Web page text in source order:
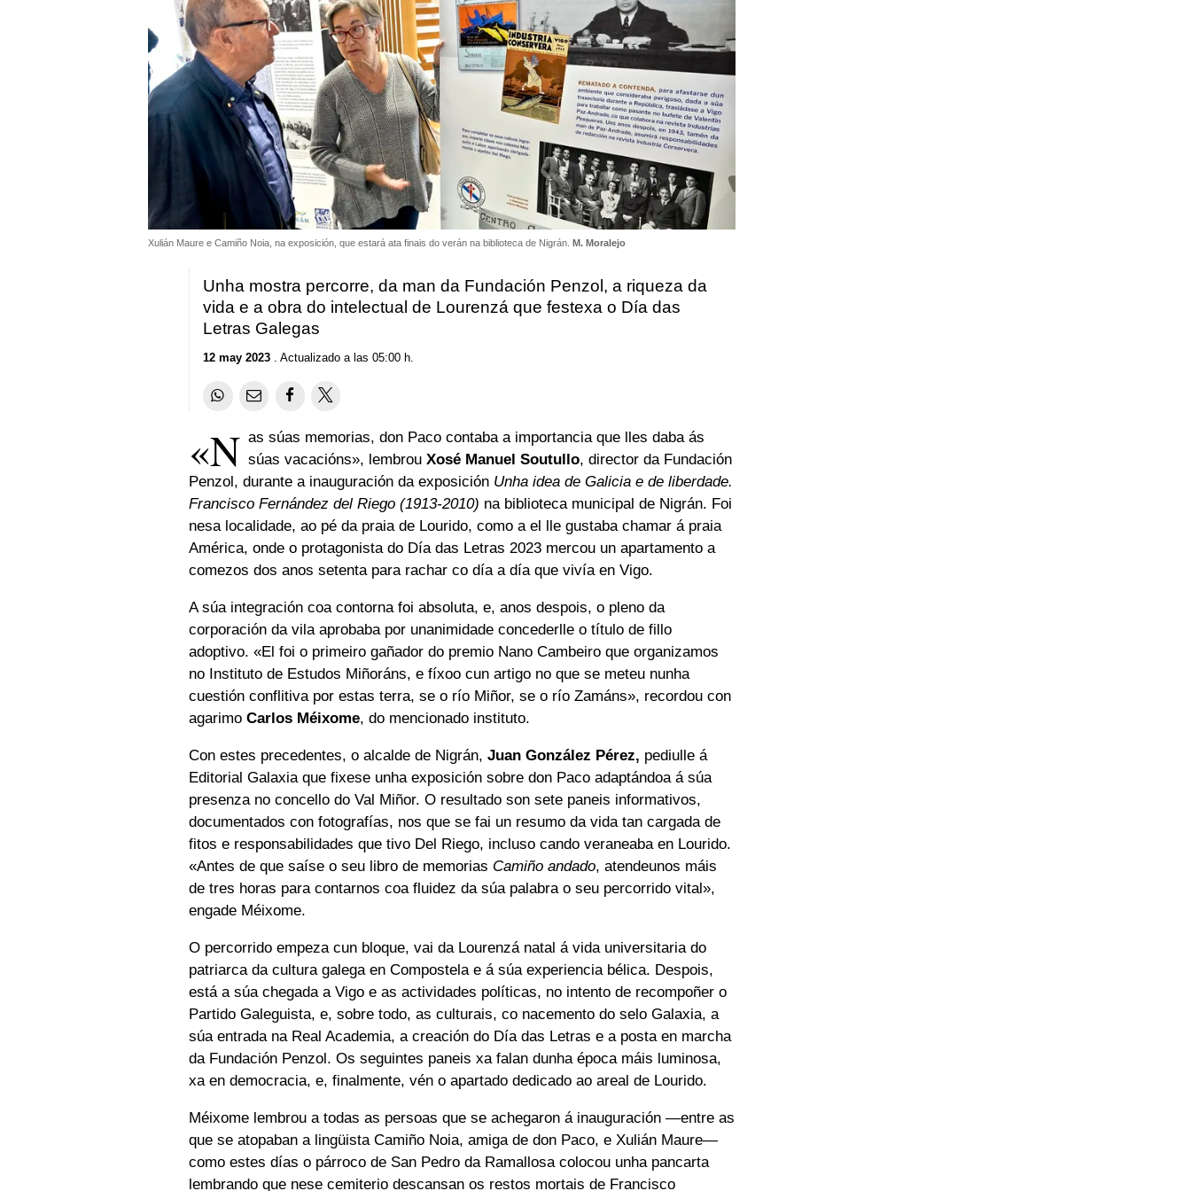
Xulián Maure e Camiño Noia, na exposición, que estará ata finais do verán na biblioteca de Nigrán. M. Moralejo
Unha mostra percorre, da man da Fundación Penzol, a riqueza da
vidae a obra do intelectual de Lourenzá que festexa o Día das
Letras Galegas
12 may 2023 . Actualizado a las 05:00 h.
«N as súas memorias, don Paco contaba a importancia que lles daba ás
súas vacacións», lembrou Xosé Manuel Soutullo, director da Fundación
Penzol, durante a inauguración da exposición Unha idea de Galicia e de liberdade.
Francisco Fernández del Riego (1913-2010) na biblioteca municipal de Nigrán. Foi
nesa localidade, ao pé da praia de Lourido, como a el lle gustaba chamar á praia
América, onde o protagonista do Día das Letras 2023 mercou un apartamento a
comezos dos anos setenta para rachar co día a día que vivía en Vigo.
A súa integración coa contorna foi absoluta, e, anos despois, o pleno da
corporación da vila aprobaba por unanimidade concederlle o título de fillo
adoptivo. «El foi o primeiro gañador do premio Nano Cambeiro que organizamos
no Instituto de Estudos Miñoráns, e fíxoo cun artigo no que se meteu nunha
cuestión conflitiva por estas terra, se o río Miñor, se o río Zamáns», recordou con
agarimo Carlos Méixome, do mencionado instituto.
Con estes precedentes, o alcalde de Nigrán,Juan González Pérez, pediulle á
Editorial Galaxia que fixese unha exposición sobre don Paco adaptándoa á súa
presenza no concello do Val Miñor. O resultado son sete paneis informativos,
documentados con fotografías, nos que se fai un resumo da vida tan cargada de
fitos e responsabilidades que tivo Del Riego, incluso cando veraneaba en Lourido.
«Antes de que saíse o seu libro de memorias Camiño andado, atendeunos máis
de tres horas para contarnos coa fluidez da súa palabra o seu percorrido vital»,
engade Méixome.
O percorrido empeza cun bloque, vai da Lourenzá natal á vida universitaria do
patriarca da cultura galega en Compostela e á súa experiencia bélica. Despois,
está a súa chegada a Vigo e as actividades políticas, no intento de recompoñer o
Partido Galeguista, e, sobre todo, as culturais, co nacemento do selo Galaxia, a
súa entrada na Real Academia, a creación do Día das Letras e a posta en marcha
da Fundación Penzol. Os seguintes paneis xa falan dunha época máis luminosa,
xa en democracia, e, finalmente, vén o apartado dedicado ao areal de Lourido.
Méixome lembrou a todas as persoas que se achegaron á inauguración —entre as
que se atopaban a lingüista Camiño Noia, amiga de don Paco, e Xulián Maure—
como estes días o párroco de San Pedro da Ramallosa colocou unha pancarta
lembrando que nese cemiterio descansan os restos mortais de Francisco